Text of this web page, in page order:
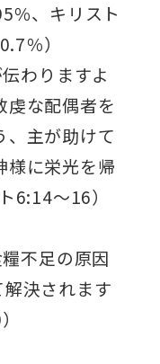
％、キリスト
％）
わりますよ
虔な配偶者を
、主が助けて
様に栄光を帰
6:14～16）
不足の原因
解決されます